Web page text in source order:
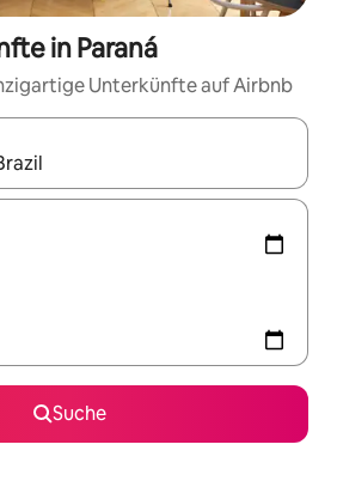
in Paraná
Unterkünfte auf Airbnb
sind, navigiere mit den
Suche